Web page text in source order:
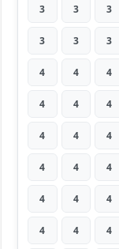
3 3 3
3 3 3
4 4 4
4 4 4
4 4 4
4 4 4
4 4 4
4 4 4